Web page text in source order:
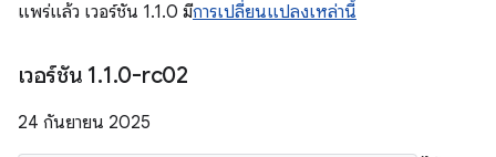
แพร่แล้ว เวอร์ชัน 1.1.0 มีการเปลี่ยนแปลงเหล่านี้
เวอร์ชัน 1.1.0-rc02
24 กันยายน 2025